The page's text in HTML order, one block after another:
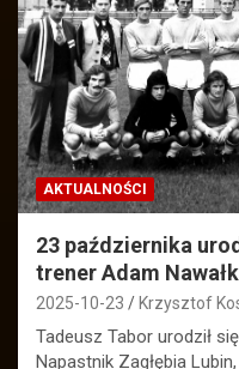
AKTUALNOŚCI
23 października
trener Adam
2025-10-23 Krzysztof
Tadeusz Tabor urodził
Napastnik Zagłębia